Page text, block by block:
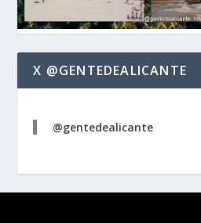
X @GENTEDEALICANTE
@gentedealicante